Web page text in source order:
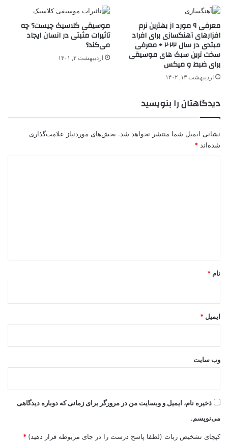
معرفی ۹ مورد از بهترین نرم
افزارهای آهنگسازی برای افراد
مبتدی در سال ۲۰۲۲ + معرفی
سخت ترین سبک های موسیقی
برای ضبط و میکس
اردیبهشت ۱۳, ۱۴۰۲
موسیقی کلاسیک چیست؟ چه
تاثیرات مثبتی در انسان ایجاد
می‌کند؟
اردیبهشت ۲, ۱۴۰۱
دیدگاهتان را بنویسید
نشانی ایمیل شما منتشر نخواهد شد. بخش‌های موردنیاز علامت‌گذاری
شده‌اند *
نام *
ایمیل *
وب‌ سایت
ذخیره نام، ایمیل و وبسایت من در مرورگر برای زمانی که دوباره دیدگاهی
می‌نویسم.
کپچای تشخیص ربات (لطفا پاسخ درست را در جای مربوطه قرار دهید) *